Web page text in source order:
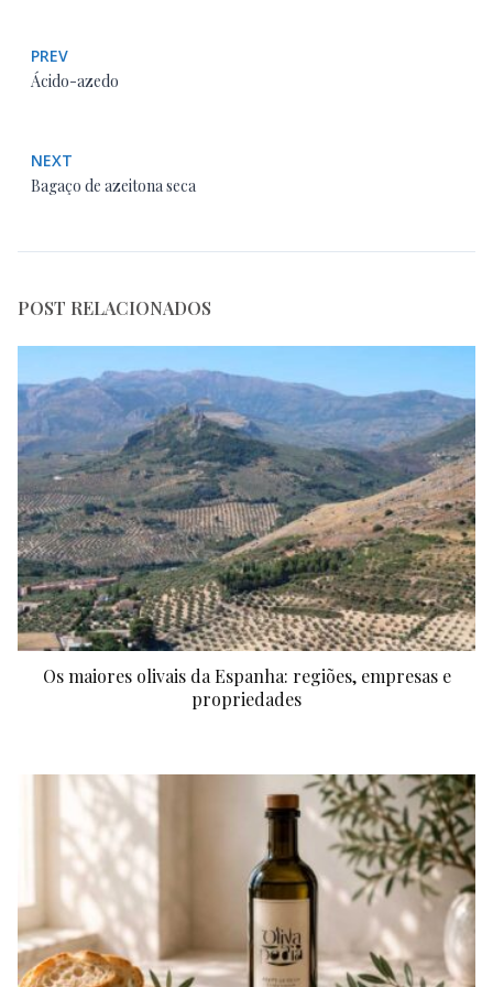
PREV
Ácido-azedo
NEXT
Bagaço de azeitona seca
POST RELACIONADOS
Os maiores olivais da Espanha: regiões, empresas e
propriedades